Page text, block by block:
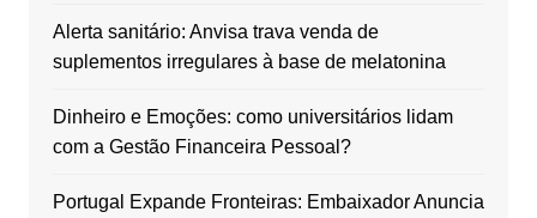
Alerta sanitário: Anvisa trava venda de
suplementos irregulares à base de melatonina
Dinheiro e Emoções: como universitários lidam
com a Gestão Financeira Pessoal?
Portugal Expande Fronteiras: Embaixador Anuncia